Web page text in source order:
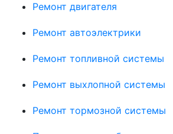
Ремонт двигателя
Ремонт автоэлектрики
Ремонт топливной системы
Ремонт выхлопной системы
Ремонт тормозной системы